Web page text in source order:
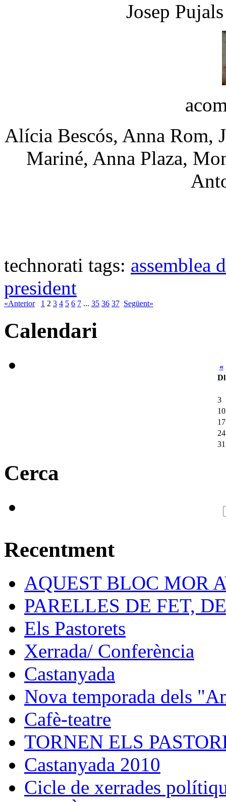
Josep
Alícia Bescós, Anna Rom,
Mariné, Anna Plaza,
technorati tags: assemblea
president
«Anterior 1 2 3 4 5 6 7 ... 35 36 37 Següent»
Calendari
«
Dl
3
10
17
24
31
Cerca
Recentment
AQUEST BLOC MOR
PARELLES DE FET,
Els Pastorets
Xerrada/ Conferència
Castanyada
Nova temporada dels
Cafè-teatre
TORNEN ELS
Castanyada 2010
Cicle de xerrades